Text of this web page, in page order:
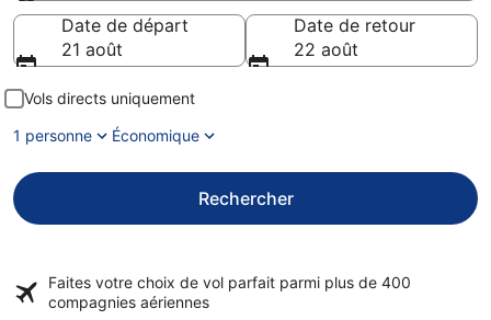
Destination
Date de départ
21 août
Date de retour
22 août
Vols directs uniquement
1 personne
Économique
Rechercher
Faites votre choix de vol parfait parmi plus de 400
compagnies aériennes